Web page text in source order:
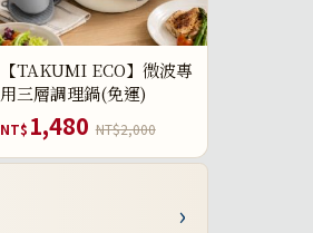
【TAKUMI ECO】微波專
用三層調理鍋(免運)
NT$ 1,480 NT$2,000
›